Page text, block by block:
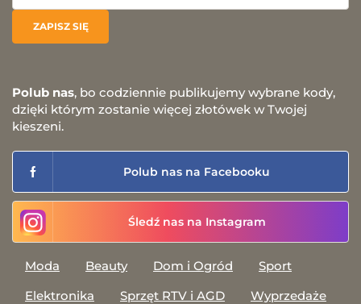
Polub nas, bo codziennie publikujemy wybrane kody,
dzięki którym zostanie więcej złotówek w Twojej
kieszeni.
Polub nas na Facebooku
Śledź nas na Instagram
Moda Beauty Dom i Ogród
Sport
Elektronika
Sprzęt RTV i AGD
Wyprzedaże